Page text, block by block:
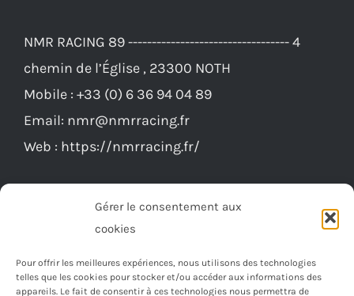
Gérer le consentement aux
cookies
Pour offrir les meilleures expériences, nous utilisons des technologies
telles que les cookies pour stocker et/ou accéder aux informations des
appareils. Le fait de consentir à ces technologies nous permettra de
NMR RACING 89 ---------------------------------- 4
chemin de l’Église , 23300 NOTH
Mobile : +33 (0) 6 36 94 04 89
Email: nmr@nmrracing.fr
Web : https://nmrracing.fr/